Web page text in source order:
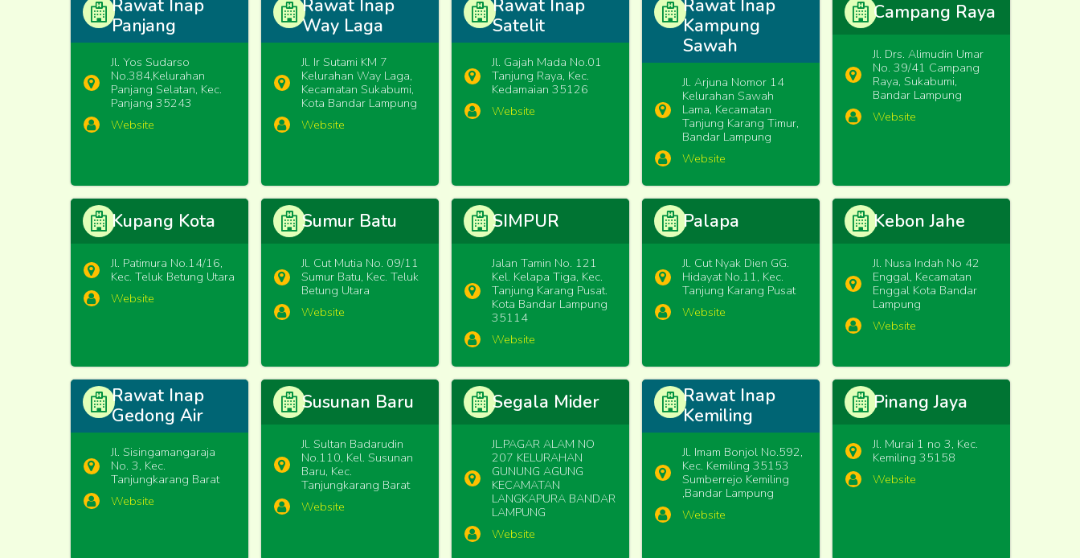
Rawat Inap
Panjang
Jl. Yos Sudarso
No.384,Kelurahan
Panjang Selatan, Kec.
Panjang 35243
Website
Rawat Inap
Way Laga
Jl. Ir Sutami KM 7
Kelurahan Way Laga,
Kecamatan Sukabumi,
Kota Bandar Lampung
Website
Rawat Inap
Satelit
Jl. Gajah Mada No.01
Tanjung Raya, Kec.
Kedamaian 35126
Website
Rawat Inap
Kampung
Sawah
Jl. Arjuna Nomor 14
Kelurahan Sawah
Lama, Kecamatan
Tanjung Karang Timur,
Bandar Lampung
Website
Campang Raya
Jl. Drs. Alimudin Umar
No. 39/41 Campang
Raya, Sukabumi,
Bandar Lampung
Website
Kupang Kota
Jl. Patimura No.14/16,
Kec. Teluk Betung Utara
Website
Sumur Batu
Jl. Cut Mutia No. 09/11
Sumur Batu, Kec. Teluk
Betung Utara
Website
SIMPUR
Jalan Tamin No. 121
Kel. Kelapa Tiga, Kec.
Tanjung Karang Pusat.
Kota Bandar Lampung
35114
Website
Palapa
Jl. Cut Nyak Dien GG.
Hidayat No.11, Kec.
Tanjung Karang Pusat
Website
Kebon Jahe
Jl. Nusa Indah No 42
Enggal, Kecamatan
Enggal Kota Bandar
Lampung
Website
Rawat Inap
Gedong Air
Jl. Sisingamangaraja
No. 3, Kec.
Tanjungkarang Barat
Website
Susunan Baru
Jl. Sultan Badarudin
No.110, Kel. Susunan
Baru, Kec.
Tanjungkarang Barat
Website
Segala Mider
JL.PAGAR ALAM NO
207 KELURAHAN
GUNUNG AGUNG
KECAMATAN
LANGKAPURA BANDAR
LAMPUNG
Website
Rawat Inap
Kemiling
Jl. Imam Bonjol No.592,
Kec. Kemiling 35153
Sumberrejo Kemiling
,Bandar Lampung
Website
Pinang Jaya
Jl. Murai 1 no 3, Kec.
Kemiling 35158
Website